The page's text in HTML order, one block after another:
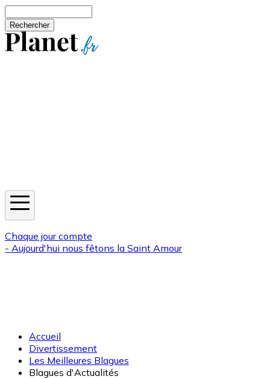
Chaque jour compte
- Aujourd'hui nous fêtons la Saint Amour
Accueil
Divertissement
Les Meilleures Blagues
Blagues d'Actualités